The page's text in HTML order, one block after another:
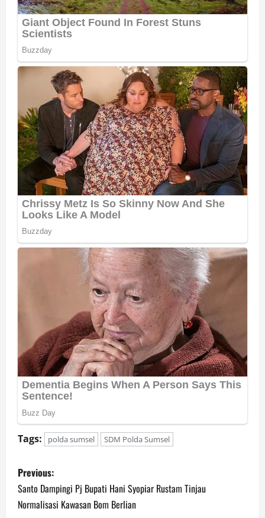
Tags: polda sumsel SDM Polda Sumsel
P
o
Previous:
Santo Dampingi Pj Bupati Hani Syopiar Rustam Tinjau
Normalisasi Kawasan Bom Berlian